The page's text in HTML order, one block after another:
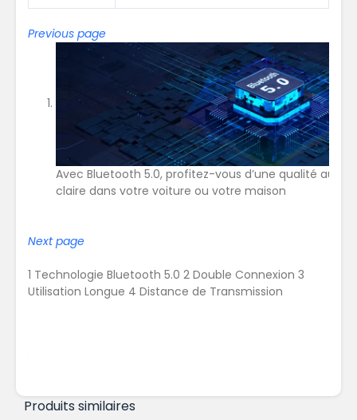
Previous page
Avec Bluetooth 5.0, profitez-vous d’une qualité audio
claire dans votre voiture ou votre maison
Next page
1 Technologie Bluetooth 5.0 2 Double Connexion 3
Utilisation Longue 4 Distance de Transmission
Produits similaires